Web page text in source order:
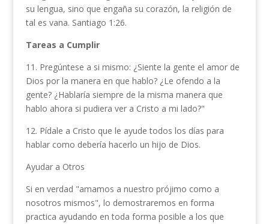
su lengua, sino que engaña su corazón, la religión de
tal es vana. Santiago 1:26.
Tareas a Cumplir
11. Pregúntese a si mismo: ¿Siente la gente el amor de
Dios por la manera en que hablo? ¿Le ofendo a la
gente? ¿Hablaría siempre de la misma manera que
hablo ahora si pudiera ver a Cristo a mi lado?"
12. Pídale a Cristo que le ayude todos los días para
hablar como debería hacerlo un hijo de Dios.
Ayudar a Otros
Si en verdad "amamos a nuestro prójimo como a
nosotros mismos", lo demostraremos en forma
practica ayudando en toda forma posible a los que